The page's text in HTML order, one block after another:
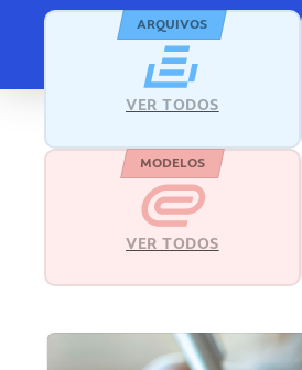
ARQUIVOS
VER TODOS
MODELOS
VER TODOS